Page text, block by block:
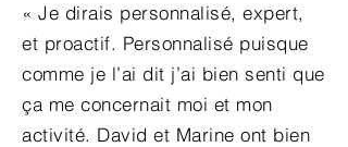
« Je dirais personnalisé, expert,
et proactif. Personnalisé puisque
comme je l’ai dit j’ai bien senti que
ça me concernait moi et mon
activité. David et Marine ont bien